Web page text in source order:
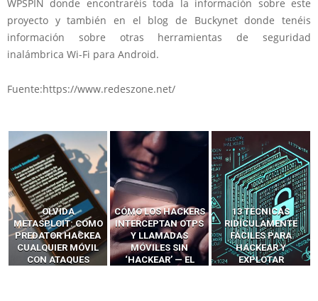
WPSPIN donde encontraréis toda la información sobre este
proyecto y también en el blog de Buckynet donde tenéis
información sobre otras herramientas de seguridad
inalámbrica Wi-Fi para Android.
Fuente:https://www.redeszone.net/
OLVIDA
METASPLOIT: CÓMO
PREDATOR HACKEA
CUALQUIER MÓVIL
CON ATAQUES
CÓMO LOS HACKERS
INTERCEPTAN OTPS
Y LLAMADAS
MÓVILES SIN
‘HACKEAR’ — EL
13 TÉCNICAS
RIDÍCULAMENTE
FÁCILES PARA
HACKEAR Y
EXPLOTAR